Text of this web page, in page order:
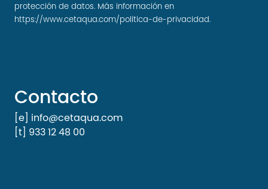
protección de datos. Más información en
https://www.cetaqua.com/politica-de-privacidad.
Contacto
[e] info@cetaqua.com
[t] 933 12 48 00